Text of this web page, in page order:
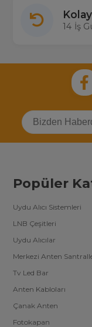
14 İş
Popüler
Uydu Alıcı Sistemleri
LNB Çeşitleri
Uydu Alıcılar
Merkezi Anten
Tv Led Bar
Anten Kabloları
Çanak Anten
Fotokapan